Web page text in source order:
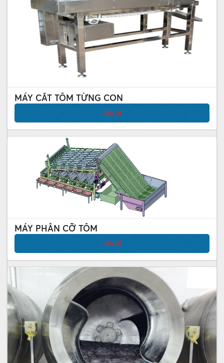
MÁY CẮT TÔM TỪNG CON
LIÊN HỆ
MÁY PHÂN CỠ TÔM
LIÊN HỆ